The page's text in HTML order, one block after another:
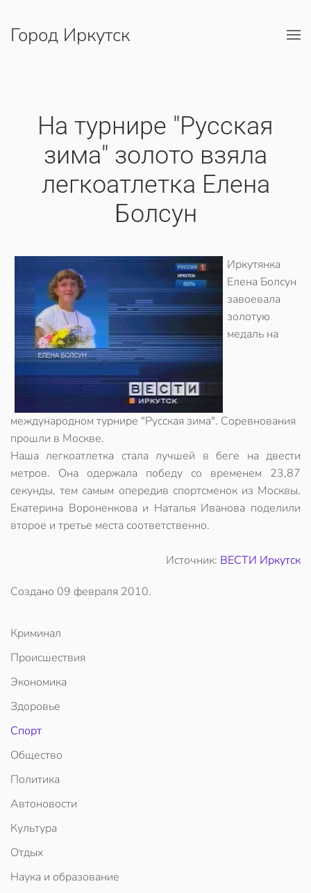
Перейти к содержимому
Город Иркутск
На турнире "Русская
зима" золото взяла
легкоатлетка Елена
Болсун
Иркутянка
Елена Болсун
завоевала
золотую
медаль на
международном турнире "Русская зима". Соревнования
прошли в Москве.
Наша легкоатлетка стала лучшей в беге на двести
метров. Она одержала победу со временем 23,87
секунды, тем самым опередив спортсменок из Москвы.
Екатерина Вороненкова и Наталья Иванова поделили
второе и третье места соответственно.
Источник: ВЕСТИ Иркутск
Создано 09 февраля 2010.
Криминал
Происшествия
Экономика
Здоровье
Спорт
Общество
Политика
Автоновости
Культура
Отдых
Наука и образование